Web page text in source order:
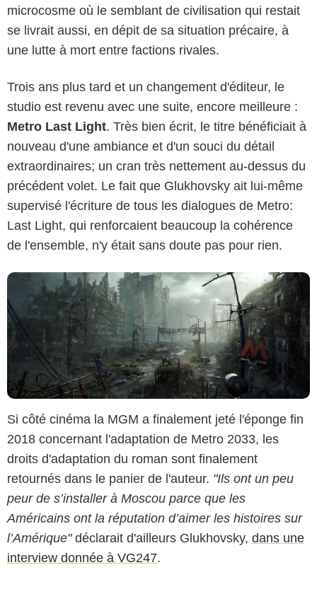
microcosme où le semblant de civilisation qui restait
se livrait aussi, en dépit de sa situation précaire, à
une lutte à mort entre factions rivales.
Trois ans plus tard et un changement d'éditeur, le
studio est revenu avec une suite, encore meilleure :
Metro Last Light. Très bien écrit, le titre bénéficiait à
nouveau d'une ambiance et d'un souci du détail
extraordinaires; un cran très nettement au-dessus du
précédent volet. Le fait que Glukhovsky ait lui-même
supervisé l'écriture de tous les dialogues de Metro:
Last Light, qui renforcaient beaucoup la cohérence
de l'ensemble, n'y était sans doute pas pour rien.
4A Games
Si côté cinéma la MGM a finalement jeté l'éponge fin
2018 concernant l'adaptation de Metro 2033, les
droits d'adaptation du roman sont finalement
retournés dans le panier de l'auteur. "Ils ont un peu
peur de s’installer à Moscou parce que les
Américains ont la réputation d’aimer les histoires sur
l’Amérique" déclarait d'ailleurs Glukhovsky, dans une
interview donnée à VG247.